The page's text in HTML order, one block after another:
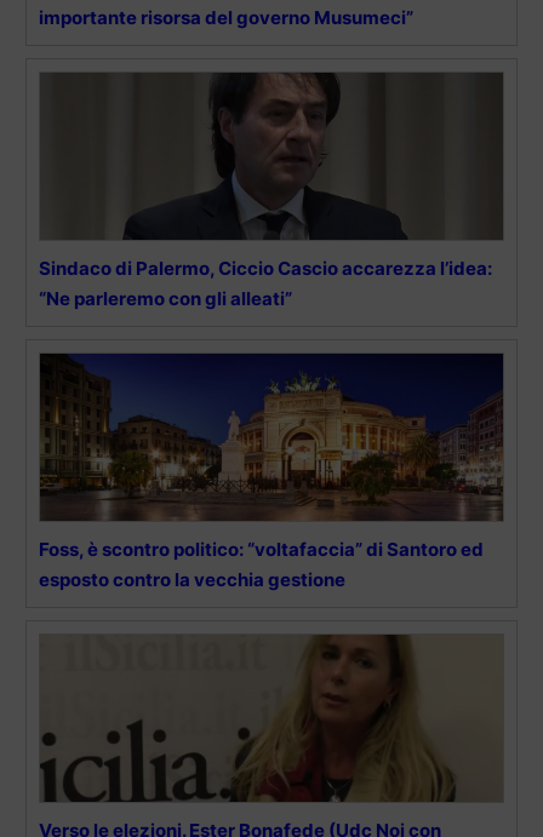
importante risorsa del governo Musumeci”
Sindaco di Palermo, Ciccio Cascio accarezza l’idea:
“Ne parleremo con gli alleati”
Foss, è scontro politico: “voltafaccia” di Santoro ed
esposto contro la vecchia gestione
Verso le elezioni. Ester Bonafede (Udc Noi con